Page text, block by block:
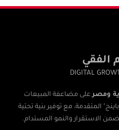
الفقي
DIGITAL
ومصرعلى مضاعفة المبيعات
المتقدمة، مع توفير بنية تحتية